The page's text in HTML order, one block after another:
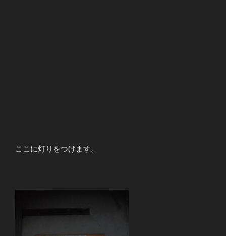
ここに灯りをつけます。